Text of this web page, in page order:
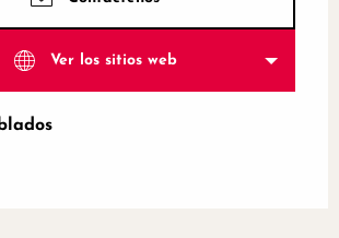
Ver los sitios web